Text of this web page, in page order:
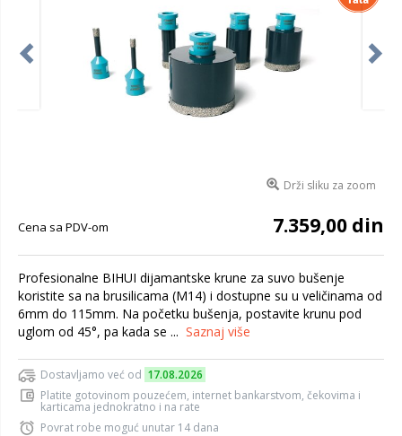
Drži sliku za zoom
Cena sa PDV-om 7.359,00 din
Profesionalne BIHUI dijamantske krune za suvo bušenje
koristite sa na brusilicama (M14) i dostupne su u veličinama od
6mm do 115mm. Na početku bušenja, postavite krunu pod
uglom od 45°, pa kada se ... Saznaj više
Dostavljamo već od 17.08.2026
Platite gotovinom pouzećem, internet bankarstvom, čekovima i
karticama jednokratno i na rate
Povrat robe moguć unutar 14 dana